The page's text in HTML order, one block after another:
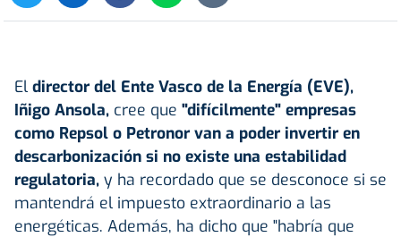
El director del Ente Vasco de la Energía (EVE),
Iñigo Ansola, cree que "difícilmente" empresas
como Repsol o Petronor van a poder invertir en
descarbonización si no existe una estabilidad
regulatoria, y ha recordado que se desconoce si se
mantendrá el impuesto extraordinario a las
energéticas. Además, ha dicho que "habría que